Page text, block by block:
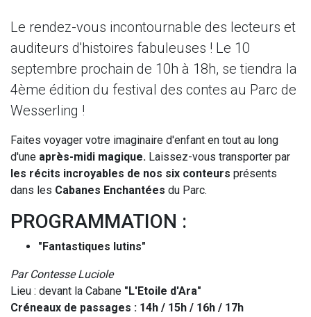
VIVANT
PRIVÉS
PHOTO
PÉRIODES
Le rendez-vous incontournable des lecteurs et
auditeurs d'histoires fabuleuses ! Le 10
septembre prochain de 10h à 18h, se tiendra la
4ème édition du festival des contes au Parc de
Wesserling !
Faites voyager votre imaginaire d'enfant en tout au long
d'une après-midi magique. Laissez-vous transporter par
les récits incroyables de nos six conteurs présents
dans les Cabanes Enchantées du Parc.
PROGRAMMATION :
"Fantastiques lutins"
Par Contesse Luciole
Lieu : devant la Cabane "L'Etoile d'Ara"
Créneaux de passages : 14h / 15h / 16h / 17h